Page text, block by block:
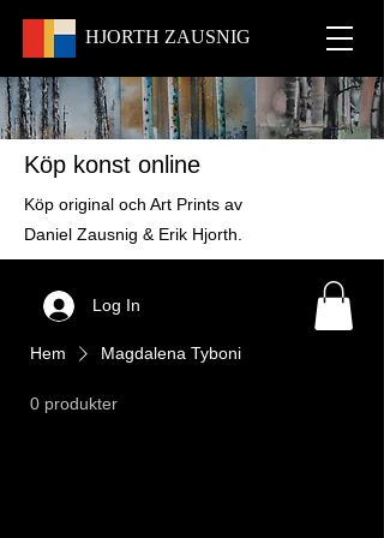
HJORTH ZAUSNIG
Köp konst online
Köp original och Art Prints av
Daniel Zausnig & Erik Hjorth.
Log In
Hem Magdalena Tyboni
0 produkter